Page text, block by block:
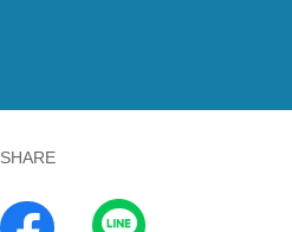
SHARE